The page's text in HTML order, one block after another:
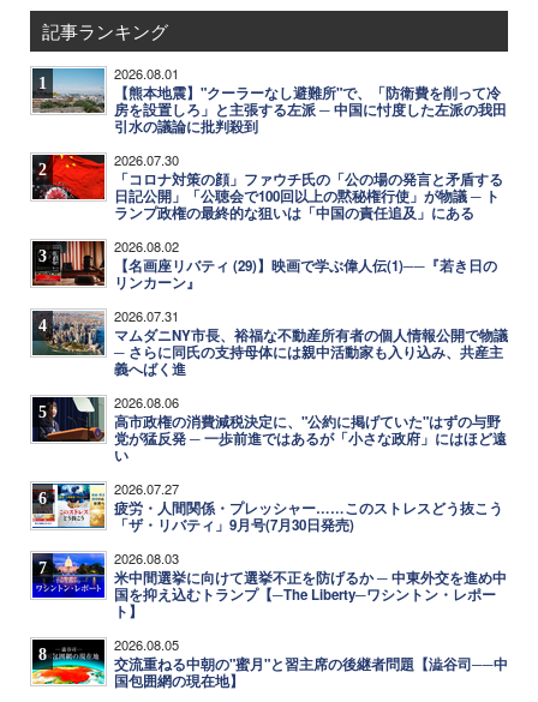
記事ランキング
1 2026.08.01
【熊本地震】"クーラーなし避難所"で、「防衛費を削って冷
房を設置しろ」と主張する左派 ─ 中国に忖度した左派の我田
引水の議論に批判殺到
2 2026.07.30
「コロナ対策の顔」ファウチ氏の「公の場の発言と矛盾する
日記公開」「公聴会で100回以上の黙秘権行使」が物議 ─ ト
ランプ政権の最終的な狙いは「中国の責任追及」にある
3 2026.08.02
【名画座リバティ (29)】映画で学ぶ偉人伝(1)──『若き日の
リンカーン』
4 2026.07.31
マムダニNY市長、裕福な不動産所有者の個人情報公開で物議
─ さらに同氏の支持母体には親中活動家も入り込み、共産主
義へばく進
5 2026.08.06
高市政権の消費減税決定に、"公約に掲げていた"はずの与野
党が猛反発 ─ 一歩前進ではあるが「小さな政府」にはほど遠
い
6 2026.07.27
疲労・人間関係・プレッシャー……このストレスどう抜こう
「ザ・リバティ」9月号(7月30日発売)
7 2026.08.03
米中間選挙に向けて選挙不正を防げるか ─ 中東外交を進め中
国を抑え込むトランプ【─The Liberty─ワシントン・レポー
ト】
8 2026.08.05
交流重ねる中朝の"蜜月"と習主席の後継者問題【澁谷司──中
国包囲網の現在地】